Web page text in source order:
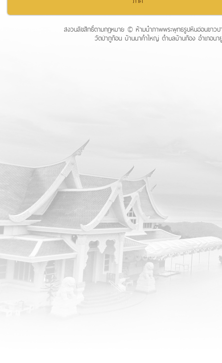
สงวนลิขสิทธิ์ตามกฏหมาย © ห้ามนำภาพพระพุทธรูปหินอ่อนขาวป
วัดป่าภูก้อน บ้านนาคำใหญ่ ตำบลบ้านก้อง อำเภอน